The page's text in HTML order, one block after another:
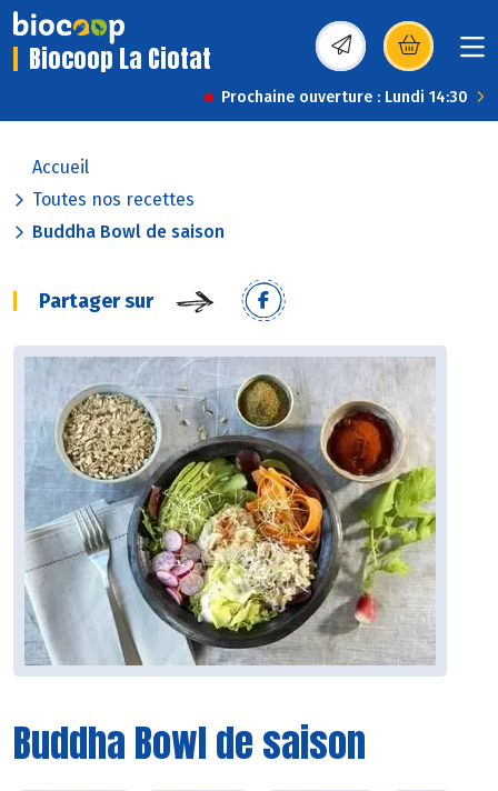
Biocoop La Ciotat (s’ouvre dans une
Prochaine ouverture : Lundi 14:30
Accueil
Toutes nos recettes
Buddha Bowl de saison
Partager sur
Buddha Bowl de saison